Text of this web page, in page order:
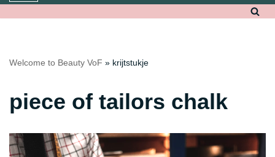
Welcome to Beauty VoF » krijtstukje
piece of tailors chalk